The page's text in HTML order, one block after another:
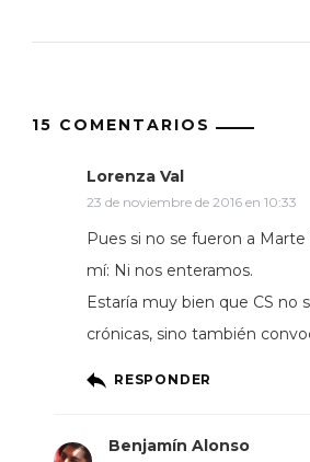
15 COMENTARIOS
Lorenza Val
23 de noviembre de 2016 en 10:33
Pues si no se fueron a Marte
mí: Ni nos enteramos.
Estaría muy bien que CS no
crónicas, sino también
RESPONDER
Benjamín Alonso